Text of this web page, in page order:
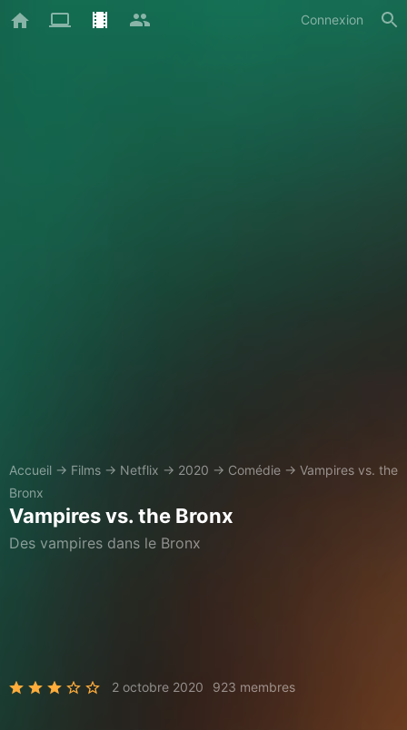
Connexion
Accueil → Films → Netflix → 2020 → Comédie → Vampires vs. the
Bronx
Vampires vs. the Bronx
Des vampires dans le Bronx
2 octobre 2020 923 membres